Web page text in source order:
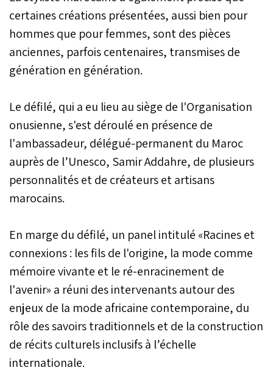
certaines créations présentées, aussi bien pour
hommes que pour femmes, sont des pièces
anciennes, parfois centenaires, transmises de
génération en génération.
Le défilé, qui a eu lieu au siège de l'Organisation
onusienne, s'est déroulé en présence de
l'ambassadeur, délégué-permanent du Maroc
auprès de l’Unesco, Samir Addahre, de plusieurs
personnalités et de créateurs et artisans
marocains.
En marge du défilé, un panel intitulé «Racines et
connexions : les fils de l'origine, la mode comme
mémoire vivante et le ré-enracinement de
l'avenir» a réuni des intervenants autour des
enjeux de la mode africaine contemporaine, du
rôle des savoirs traditionnels et de la construction
de récits culturels inclusifs à l’échelle
internationale.